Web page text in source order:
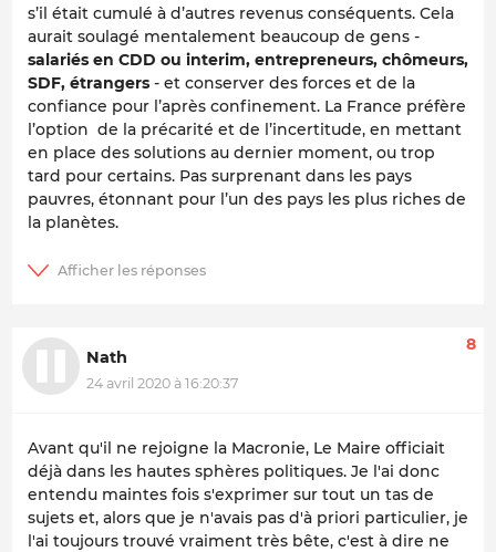
s’il était cumulé à d’autres revenus conséquents. Cela
aurait soulagé mentalement beaucoup de gens -
salariés en CDD ou interim, entrepreneurs, chômeurs,
SDF, étrangers - et conserver des forces et de la
confiance pour l’après confinement. La France préfère
l’option de la précarité et de l’incertitude, en mettant
en place des solutions au dernier moment, ou trop
tard pour certains. Pas surprenant dans les pays
pauvres, étonnant pour l’un des pays les plus riches de
la planètes.
Nath
24 avril 2020 à 16:20:37
8
Avant qu'il ne rejoigne la Macronie, Le Maire officiait
déjà dans les hautes sphères politiques. Je l'ai donc
entendu maintes fois s'exprimer sur tout un tas de
sujets et, alors que je n'avais pas d'à priori particulier, je
l'ai toujours trouvé vraiment très bête, c'est à dire ne